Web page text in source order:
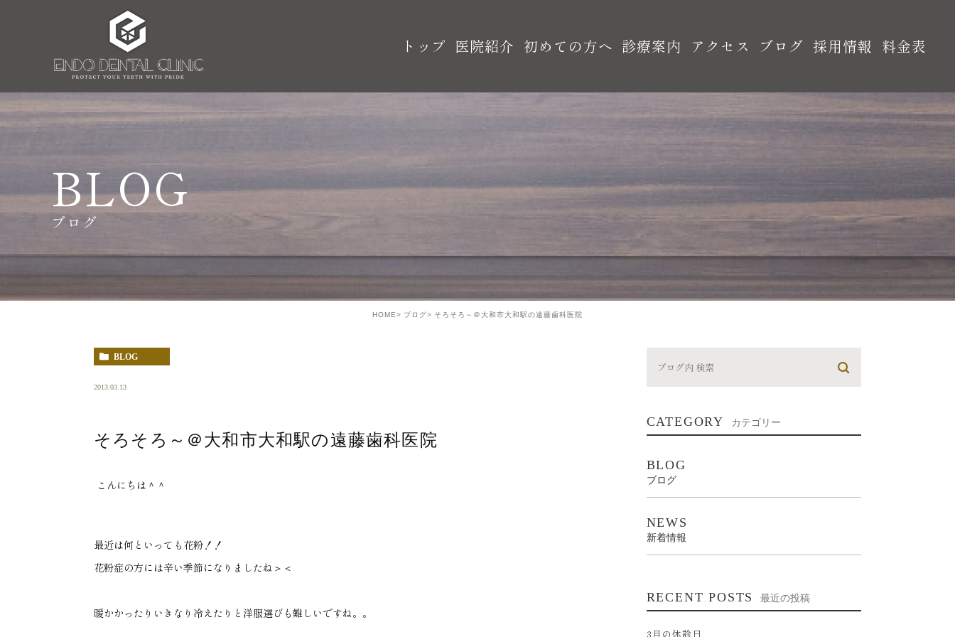
トップ 医院紹介 初めての方へ 診療案内 アクセス ブログ 採用情報 料金表
BLOG
ブログ
HOME ブログ そろそろ～＠大和市大和駅の遠藤歯科医院
BLOG
2013.03.13
そろそろ～＠大和市大和駅の遠藤歯科医院
こんにちは＾＾
最近は何といっても花粉！！
花粉症の方には辛い季節になりましたね＞＜
暖かかったりいきなり冷えたりと洋服選びも難しいですね。。
CATEGORY カテゴリー
BLOG
ブログ
NEWS
新着情報
RECENT POSTS 最近の投稿
3月の休診日